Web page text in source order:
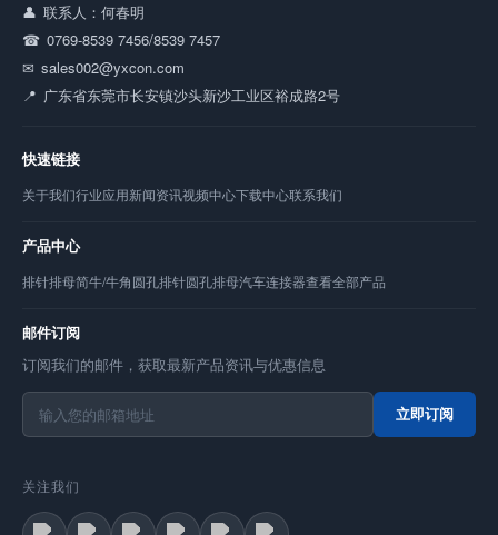
联系人：何春明
0769-8539 7456/8539 7457
sales002@yxcon.com
广东省东莞市长安镇沙头新沙工业区裕成路2号
快速链接
关于我们行业应用新闻资讯视频中心下载中心联系我们
产品中心
排针排母简牛/牛角圆孔排针圆孔排母汽车连接器查看全部产品
邮件订阅
订阅我们的邮件，获取最新产品资讯与优惠信息
立即订阅
关注我们